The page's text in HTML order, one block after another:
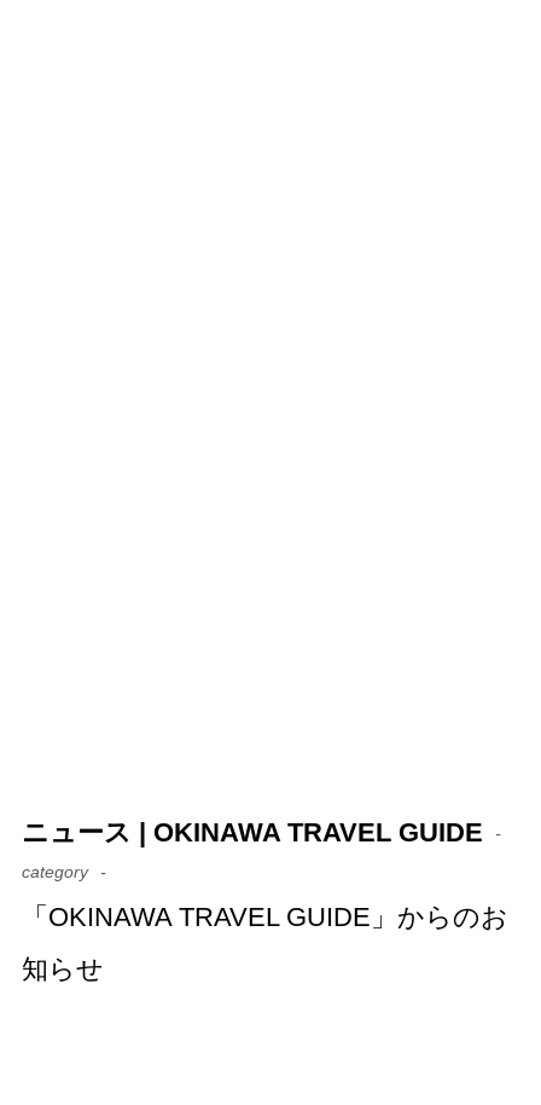
ニュース | OKINAWA TRAVEL GUIDE
category
「OKINAWA TRAVEL GUIDE」からのお
知らせ